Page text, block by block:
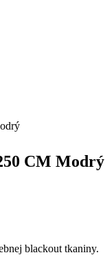
CM Modrý
blackout tkaniny.